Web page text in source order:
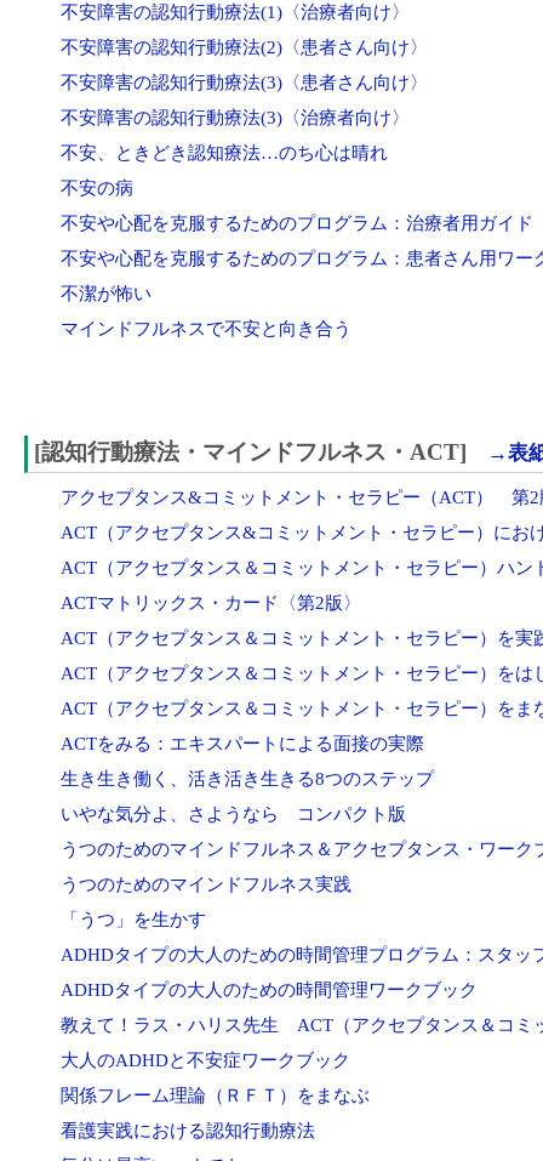
不安障害の認知行動療法(1)〈治療者向け〉
不安障害の認知行動療法(2)〈患者さん向け〉
不安障害の認知行動療法(3)〈患者さん向け〉
不安障害の認知行動療法(3)〈治療者向け〉
不安、ときどき認知療法…のち心は晴れ
不安の病
不安や心配を克服するためのプログラム：治療者用ガイド
不安や心配を克服するためのプログラム：患者さん用ワー
不潔が怖い
マインドフルネスで不安と向き合う
[認知行動療法・マインドフルネス・ACT] →表紙
アクセプタンス&コミットメント・セラピー（ACT） 第2
ACT（アクセプタンス&コミットメント・セラピー）にお
ACT（アクセプタンス＆コミットメント・セラピー）ハン
ACTマトリックス・カード〈第2版〉
ACT（アクセプタンス＆コミットメント・セラピー）を実
ACT（アクセプタンス＆コミットメント・セラピー）をは
ACT（アクセプタンス＆コミットメント・セラピー）をま
ACTをみる：エキスパートによる面接の実際
生き生き働く、活き活き生きる8つのステップ
いやな気分よ、さようなら コンパクト版
うつのためのマインドフルネス＆アクセプタンス・ワーク
うつのためのマインドフルネス実践
「うつ」を生かす
ADHDタイプの大人のための時間管理プログラム：スタッ
ADHDタイプの大人のための時間管理ワークブック
教えて！ラス・ハリス先生 ACT（アクセプタンス＆コミ
大人のADHDと不安症ワークブック
関係フレーム理論（ＲＦＴ）をまなぶ
看護実践における認知行動療法